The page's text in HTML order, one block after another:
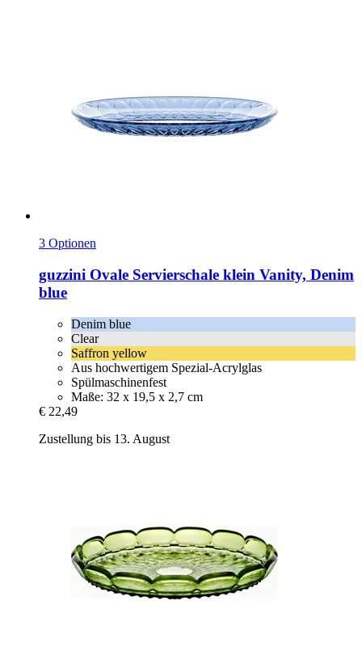
3 Optionen
guzzini Ovale Servierschale klein Vanity, Denim
blue
Denim blue
Clear
Saffron yellow
Aus hochwertigem Spezial-Acrylglas
Spülmaschinenfest
Maße: 32 x 19,5 x 2,7 cm
€ 22,49
Zustellung bis 13. August